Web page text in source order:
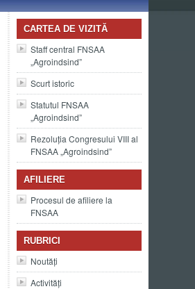
CARTEA DE VIZITĂ
Staff central FNSAA
„Agroindsind”
Scurt istoric
Statutul FNSAA
„Agroindsind”
Rezoluția Congresului VIII al
FNSAA „Agroindsind”
AFILIERE
Procesul de afiliere la
FNSAA
RUBRICI
Noutăți
Activități